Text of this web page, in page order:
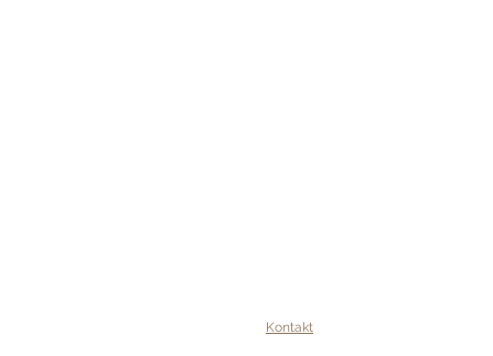
Kontakt